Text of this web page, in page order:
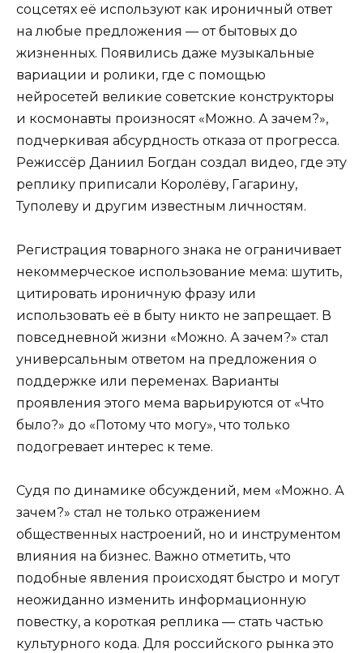
соцсетях её используют как ироничный ответ
на любые предложения — от бытовых до
жизненных. Появились даже музыкальные
вариации и ролики, где с помощью
нейросетей великие советские конструкторы
и космонавты произносят «Можно. А зачем?»,
подчеркивая абсурдность отказа от прогресса.
Режиссёр Даниил Богдан создал видео, где эту
реплику приписали Королёву, Гагарину,
Туполеву и другим известным личностям.
Регистрация товарного знака не ограничивает
некоммерческое использование мема: шутить,
цитировать ироничную фразу или
использовать её в быту никто не запрещает. В
повседневной жизни «Можно. А зачем?» стал
универсальным ответом на предложения о
поддержке или переменах. Варианты
проявления этого мема варьируются от «Что
было?» до «Потому что могу», что только
подогревает интерес к теме.
Судя по динамике обсуждений, мем «Можно. А
зачем?» стал не только отражением
общественных настроений, но и инструментом
влияния на бизнес. Важно отметить, что
подобные явления происходят быстро и могут
неожиданно изменить информационную
повестку, а короткая реплика — стать частью
культурного кода. Для российского рынка это